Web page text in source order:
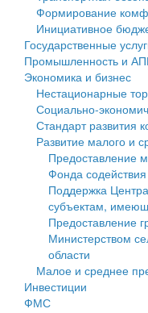
Государственные
Промышленность и
Экономика и бизнес
Символика
Устав
Гостям округа
Туризм
Культура
Образование
Здравоохранение
Социальная защита
Фотоальбом
муниципального
Администрация
Тверской области
Управление
Открытые данные
Работа с
Муниципальный
Муниципальные услуги
Проекты
Финансовое
Бюджет для граждан
Имущество
Выявление
объектов
Имущественная
среднего
Информационная
среднего
Формирование
Инициативное
Государственные
Промышленность и
Экономика и бизнес
Нестационарные
Социально-
Стандарт развития
Развитие малого и
Предоставление
Фонда
Поддержка
субъектам,
Предоставление
Министерством
области
Малое и среднее
Инвестиции
ФМС